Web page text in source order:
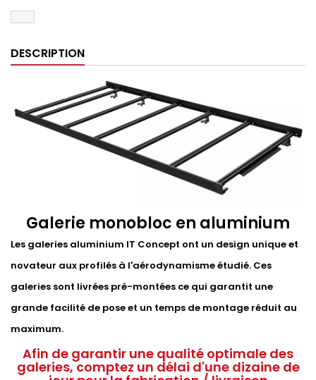
DESCRIPTION
Galerie monobloc en aluminium
Les galeries aluminium IT Concept ont un design unique et
novateur aux profilés à l'aérodynamisme étudié. Ces
galeries sont livrées pré-montées ce qui garantit une
grande facilité de pose et un temps de montage réduit au
maximum.
Afin de garantir une qualité optimale des
galeries, comptez un délai d'une dizaine de